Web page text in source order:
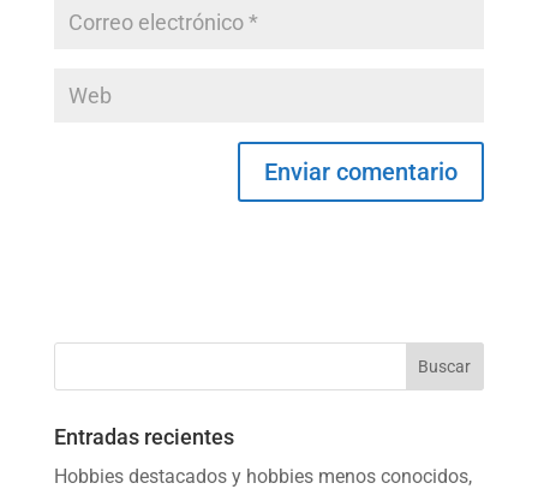
Entradas recientes
Hobbies destacados y hobbies menos conocidos,